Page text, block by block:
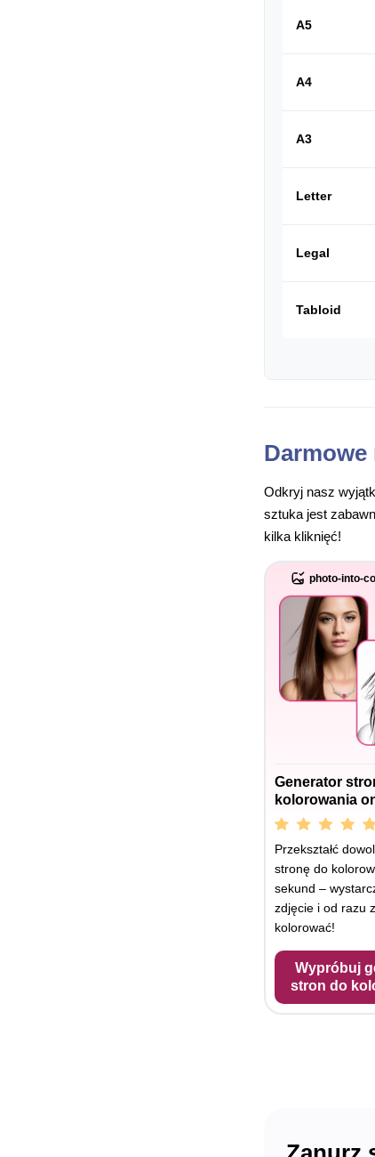
A5
A4
A3
Letter
Legal
Tabloid
Darmowe
Odkryj nasz
sztuka jest
kilka kliknięć!
photo-into-
Generator
kolorowania
Przekształć
stronę do
sekund –
zdjęcie i od razu
kolorować!
Wypróbuj
stron do